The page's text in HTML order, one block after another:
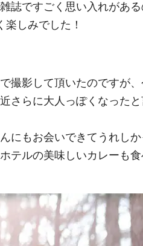
誌ですごく思い入れがあ
しみでした！
撮影して頂いたのですが
さらに大人っぽくなったと
にもお会いできてうれし
テルの美味しいカレーも